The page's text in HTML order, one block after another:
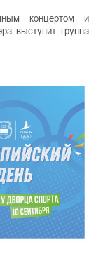
концертом и
выступит группа